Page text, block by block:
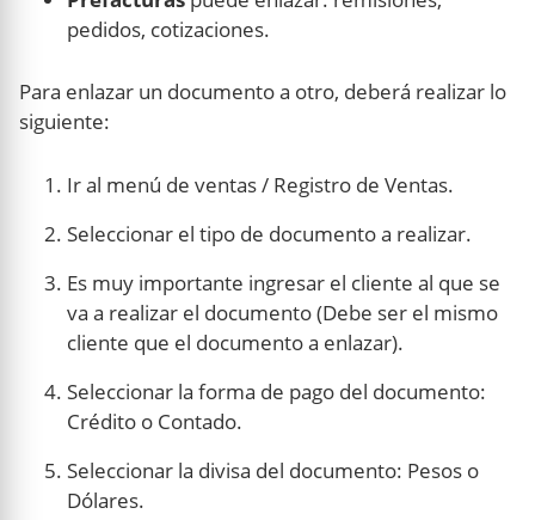
pedidos, cotizaciones.
Para enlazar un documento a otro, deberá realizar lo
siguiente:
Ir al menú de ventas / Registro de Ventas.
Seleccionar el tipo de documento a realizar.
Es muy importante ingresar el cliente al que se
va a realizar el documento (Debe ser el mismo
cliente que el documento a enlazar).
Seleccionar la forma de pago del documento:
Crédito o Contado.
Seleccionar la divisa del documento: Pesos o
Dólares.